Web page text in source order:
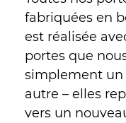
fabriquées en
est réalisée
portes que
simplement un
autre – elles
vers un